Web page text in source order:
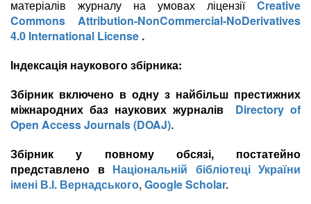
матеріалів журналу на умовах ліцензії
Creative
Commons Attribution-NonCommercial-NoDerivatives
4.0 International License .
Індексація наукового збірника:
Збірник включено в одну з найбільш престижних
міжнародних баз наукових журналів Directory of
Open Access Journals (DOAJ).
Збірник у повному обсязі, постатейно
представлено в Національній бібліотеці України
імені В.І. Вернадського,Google Scholar.